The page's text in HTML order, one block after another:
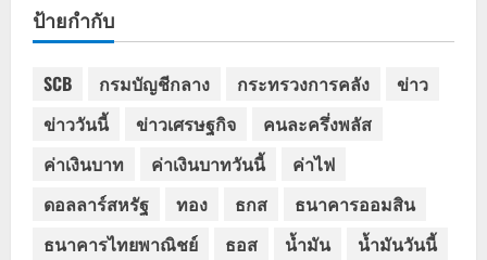
ป้ายกำกับ
SCB กรมบัญชีกลาง กระทรวงการคลัง
ข่าว
ข่าววันนี้
ข่าวเศรษฐกิจ
คนละครึ่งพลัส
ค่าเงินบาท
ค่าเงินบาทวันนี้
ค่าไฟ
ดอลลาร์สหรัฐ
ทอง ธกส
ธนาคารออมสิน
ธนาคารไทยพาณิชย์
ธอส น้ำมัน
น้ำมันวันนี้